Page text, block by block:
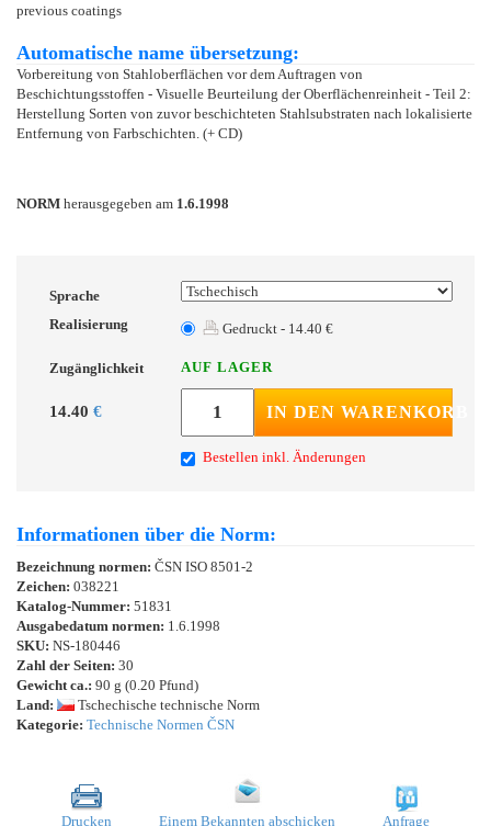
previous coatings
Automatische name übersetzung:
Vorbereitung von Stahloberflächen vor dem Auftragen von
Beschichtungsstoffen - Visuelle Beurteilung der Oberflächenreinheit - Teil 2:
Herstellung Sorten von zuvor beschichteten Stahlsubstraten nach lokalisierte
Entfernung von Farbschichten. (+ CD)
NORM herausgegeben am 1.6.1998
Sprache
Realisierung
Gedruckt - 14.40 €
Zugänglichkeit AUF LAGER
14.40 € IN DEN WARENKORB
Bestellen inkl. Änderungen
Informationen über die Norm:
Bezeichnung normen: ČSN ISO 8501-2
Zeichen: 038221
Katalog-Nummer: 51831
Ausgabedatum normen: 1.6.1998
SKU: NS-180446
Zahl der Seiten: 30
Gewicht ca.: 90 g (0.20 Pfund)
Land:
Tschechische technische Norm
Kategorie: Technische Normen ČSN
Drucken Einem Bekannten abschicken Anfrage